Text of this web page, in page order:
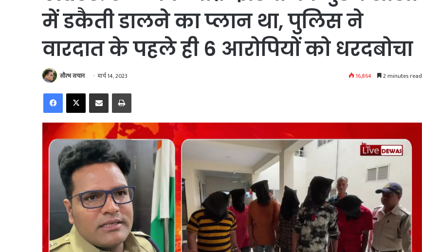
में डकैती डालने का प्लान था, पुलिस ने
वारदात के पहले ही 6 आरोपियों को धरदबोचा
सौरभ सचान मार्च 14, 2023 16,864 2 minutes read